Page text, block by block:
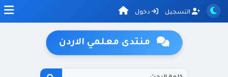
التسجيل دخول
منتدى معلمي الاردن